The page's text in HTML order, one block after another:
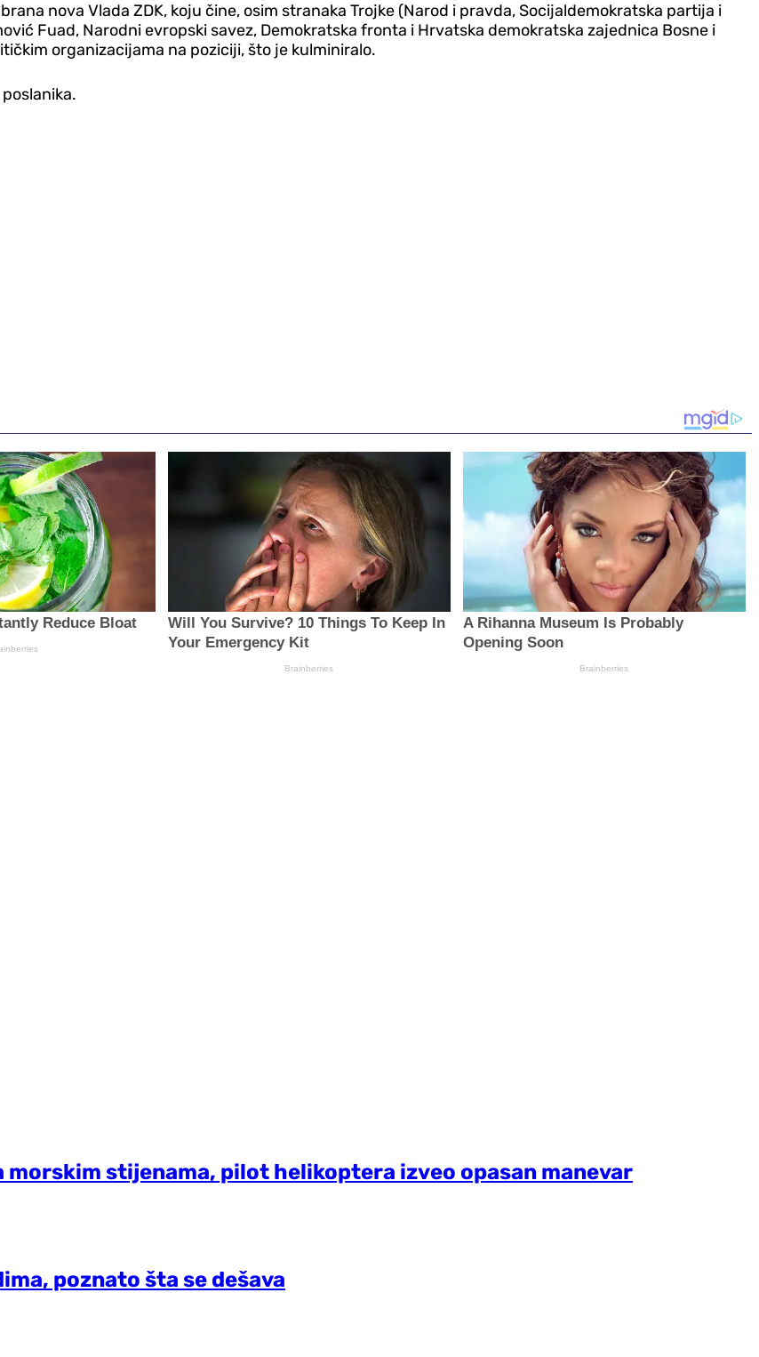
nova Vlada ZDK, koju čine, osim stranaka Trojke (Narod i pravda, Socijaldemokratska partija i
Fuad, Narodni evropski savez, Demokratska fronta i Hrvatska demokratska zajednica Bosne i
organizacijama na poziciji, što je kulminiralo.
morskim stijenama, pilot helikoptera izveo opasan manevar
poznato šta se dešava